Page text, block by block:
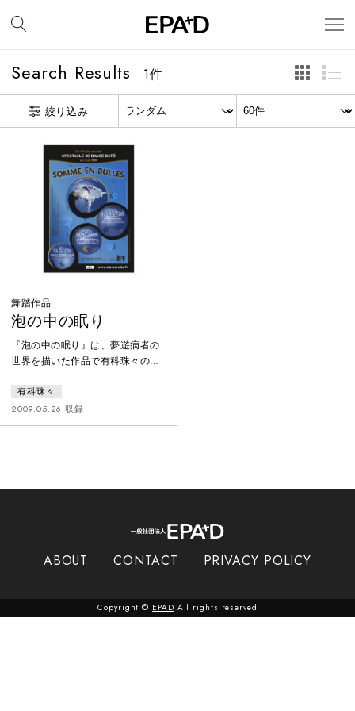
Search Results 1件
絞り込み
舞踏作品
泡の中の眠り
『泡の中の眠り』は、夢遊病者の
世界を描いた作品で有科珠々の振
Philippe Thomertと共にパリの街
で撮影された。血まみれの夢遊病
者が街を彷徨い、舞台上の映像と
邪気な遊びに没頭していく。ナイ
る。映像、踊り、ライブ演奏の
有科珠々
2009.05.26 収録
ABOUT CONTACT PRIVACY POLICY
Copyright © EPAD All rights reserved